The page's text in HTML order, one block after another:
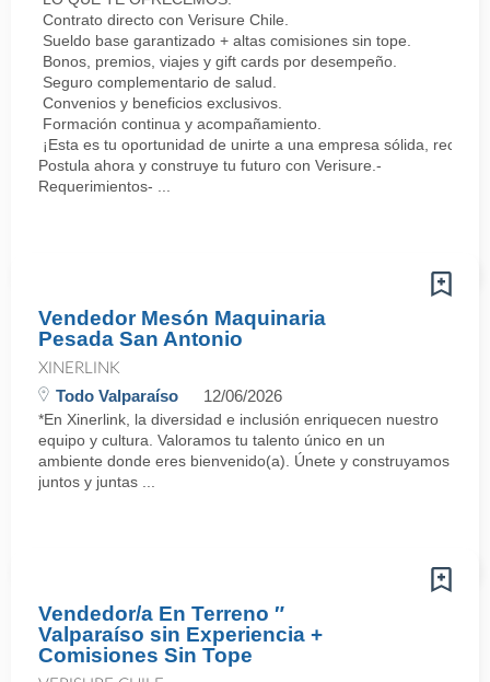
Contrato directo con Verisure Chile.
Sueldo base garantizado + altas comisiones sin tope.
Bonos, premios, viajes y gift cards por desempeño.
Seguro complementario de salud.
Convenios y beneficios exclusivos.
Formación continua y acompañamiento.
¡Esta es tu oportunidad de unirte a una empresa sólida,
Postula ahora y construye tu futuro con Verisure.-
Requerimientos- ...
Vendedor Mesón Maquinaria
Pesada San Antonio
XINERLINK
Todo Valparaíso 12/06/2026
*En Xinerlink, la diversidad e inclusión enriquecen nuestro
equipo y cultura. Valoramos tu talento único en un
ambiente donde eres bienvenido(a). Únete y construyamos
juntos y juntas ...
Vendedor/a En Terreno ″
Valparaíso sin Experiencia +
Comisiones Sin Tope